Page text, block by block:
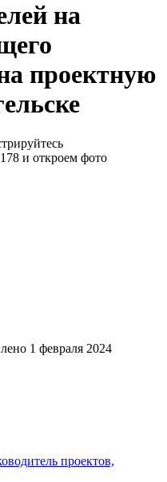
на
проектную
и откроем фото
1 февраля 2024
проектов,